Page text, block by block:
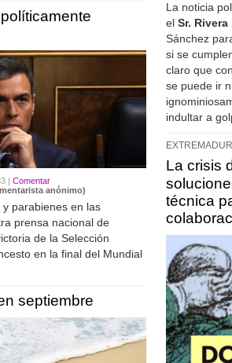
| Comentar
anónimo)
parabienes en las
prensa nacional de
de la Selección
en la final del Mundial
septiembre
La noticia
el Sr. Rivera
Sánchez
si se
claro que
se puede ir
indultar a
La crisis
técnica